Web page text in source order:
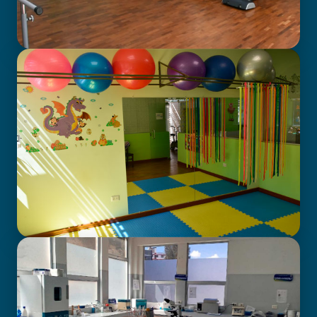
GABINETE DE FISIOTERAPIA
CENTRO DE ATENCIÓN EN
NEURODESARROLLO INFANTIL